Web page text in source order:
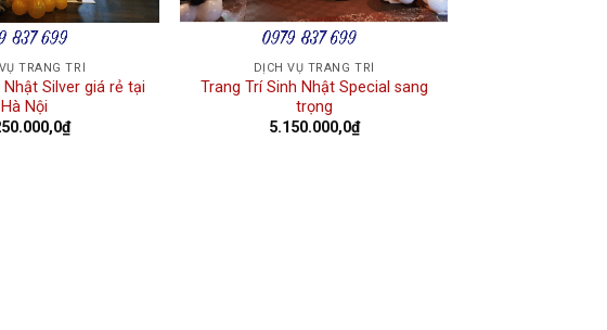
TRANG TRÍ
Nhật Silver giá rẻ tại
Hà Nội
₫
DỊCH VỤ TRANG TRÍ
Trang Trí Sinh Nhật Special sang
trọng
5.150.000,0₫